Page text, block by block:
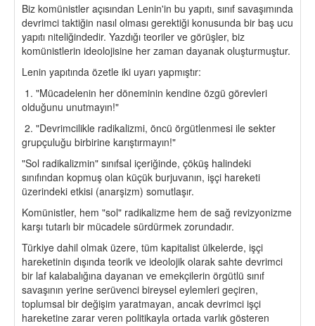
Biz komünistler açısından Lenin'in bu yapıtı, sınıf savaşımında
devrimci taktiğin nasıl olması gerektiği konusunda bir baş ucu
yapıtı niteliğindedir. Yazdığı teoriler ve görüşler, biz
komünistlerin ideolojisine her zaman dayanak oluşturmuştur.
Lenin yapıtında özetle iki uyarı yapmıştır:
1. "Mücadelenin her döneminin kendine özgü görevleri
olduğunu unutmayın!"
2. "Devrimcilikle radikalizmi, öncü örgütlenmesi ile sekter
grupçuluğu birbirine karıştırmayın!"
"Sol radikalizmin" sınıfsal içeriğinde, çöküş halindeki
sınıfından kopmuş olan küçük burjuvanın, işçi hareketi
üzerindeki etkisi (anarşizm) somutlaşır.
Komünistler, hem "sol" radikalizme hem de sağ revizyonizme
karşı tutarlı bir mücadele sürdürmek zorundadır.
Türkiye dahil olmak üzere, tüm kapitalist ülkelerde, işçi
hareketinin dışında teorik ve ideolojik olarak sahte devrimci
bir laf kalabalığına dayanan ve emekçilerin örgütlü sınıf
savaşının yerine serüvenci bireysel eylemleri geçiren,
toplumsal bir değişim yaratmayan, ancak devrimci işçi
hareketine zarar veren politikayla ortada varlık gösteren